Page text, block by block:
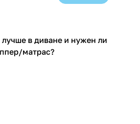
в диване и нужен ли
матрас?